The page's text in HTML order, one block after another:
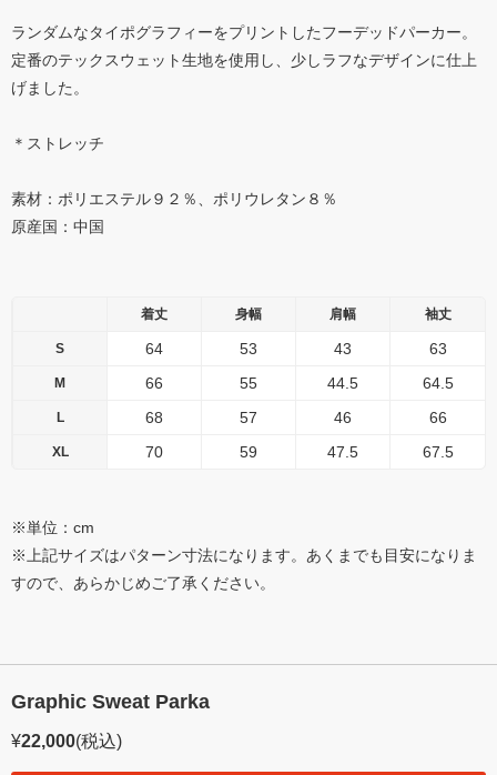
ランダムなタイポグラフィーをプリントしたフーデッドパーカー。
定番のテックスウェット生地を使用し、少しラフなデザインに仕上
げました。
＊ストレッチ
素材：ポリエステル９２％、ポリウレタン８％
原産国：中国
着丈 身幅 肩幅 袖丈
S 64 53 43 63
M 66 55 44.5 64.5
L 68 57 46 66
XL 70 59 47.5 67.5
※単位：cm
※上記サイズはパターン寸法になります。あくまでも目安になりま
すので、あらかじめご了承ください。
Graphic Sweat Parka
¥22,000(税込)